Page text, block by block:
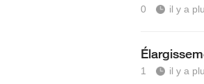
0 il y a
1 il y a